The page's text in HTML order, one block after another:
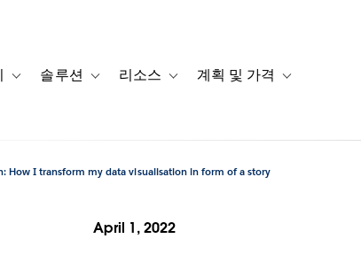
for 제품
Toggle sub-navigation for 고객 스토리
솔루션 Toggle sub-navigation for 솔루션
리소스 Toggle sub-navigation for 리소스
계획 및 가격 Toggle sub-
How I transform my data visualisation in form of a story​
April 1, 2022